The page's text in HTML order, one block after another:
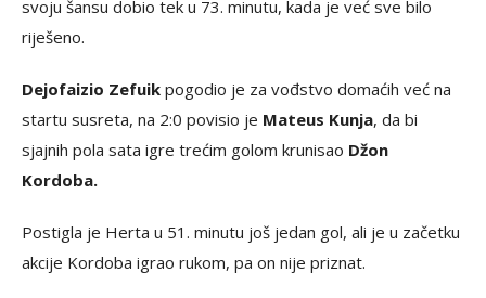
svoju šansu dobio tek u 73. minutu, kada je već sve bilo
riješeno.
Dejofaizio Zefuik pogodio je za vođstvo domaćih već na
startu susreta, na 2:0 povisio je Mateus Kunja, da bi
sjajnih pola sata igre trećim golom krunisao Džon
Kordoba.
Postigla je Herta u 51. minutu još jedan gol, ali je u začetku
akcije Kordoba igrao rukom, pa on nije priznat.